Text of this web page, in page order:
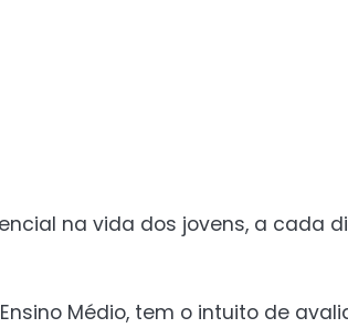
na vida dos jovens, a cada
Médio, tem o intuito de